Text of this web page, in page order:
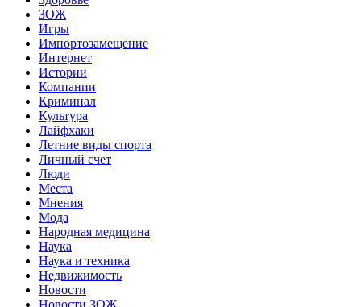
ЗОЖ
Игры
Импортозамещение
Интернет
Истории
Компании
Криминал
Культура
Лайфхаки
Летние виды спорта
Личный счет
Люди
Места
Мнения
Мода
Народная медицина
Наука
Наука и техника
Недвижимость
Новости
Новости ЗОЖ